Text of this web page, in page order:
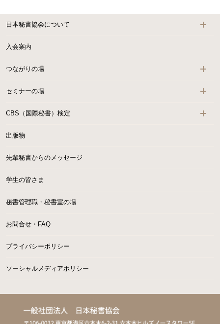
日本秘書協会について
入会案内
つながりの場
セミナーの場
CBS（国際秘書）検定
出版物
先輩秘書からのメッセージ
学生の皆さま
秘書管理職・秘書室の場
お問合せ・FAQ
プライバシーポリシー
ソーシャルメディアポリシー